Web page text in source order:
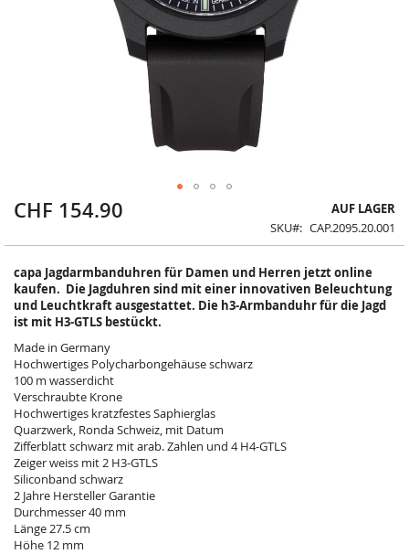
CHF 154.90
AUF LAGER
SKU
CAP.2095.20.001
capa Jagdarmbanduhren für Damen und Herren jetzt online
kaufen. Die Jagduhren sind mit einer innovativen Beleuchtung
und Leuchtkraft ausgestattet. Die h3-Armbanduhr für die Jagd
ist mit H3-GTLS bestückt.
Made in Germany
Hochwertiges Polycharbongehäuse schwarz
100 m wasserdicht
Verschraubte Krone
Hochwertiges kratzfestes Saphierglas
Quarzwerk, Ronda Schweiz, mit Datum
Zifferblatt schwarz mit arab. Zahlen und 4 H4-GTLS
Zeiger weiss mit 2 H3-GTLS
Siliconband schwarz
2 Jahre Hersteller Garantie
Durchmesser 40 mm
Länge 27.5 cm
Höhe 12 mm
Zum
springen